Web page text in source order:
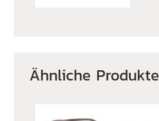
Ähnliche Produkte